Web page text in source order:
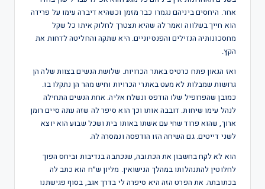
אחר. היחסים ביניהם נגמרו כבר מזמן וכשהיא דיברה עימו על פרידה
הוא חייך בשלווה ואמר לה שהיא תצטרך לחלוק איתו כל שקל
מחסכונותיה הנזילים והפנסיוניים. היא שתקה והחליטה לדחות את
הקץ.
ואז הגאון פתח כרטיס באתר הכרויות. שלושת הנשים בצוות שלה הן
גרושות שמבלות לא מעט באתרי הכרויות וחיש מהר הן נתקלו בו.
כמובן שהפרופיל שלו הודפס ונשלח אליה. אחת הנשים התחילה
לנהל עימו שיחות. דובבה אותו וכך הוא סיפר לה שזה עתה סיים רומן
ארוך, שהוא פרוד שחי עם אשתו באותו בית ושכל שבוע הוא יוצא
לשני דייטים. גם השיחה הזו הודפסה ונמסרה לה.
הוא לא לקח בחשבון את הכתובה, שנכתבה בנדיבות וביחס הפוך
לחלוטין להתנהלותו במהלך הנישואין. מליון ש״ח הוא כתב לה
בכתובתה. את הפרט הזה היא סיפרה לי בדרך אגב, בסוף פגישתנו